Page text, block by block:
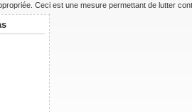
Ceci est une mesure permettant de lutter